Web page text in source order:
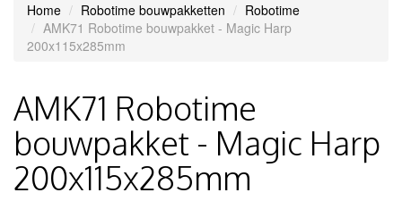
Home Robotime bouwpakketten
Robotime
AMK71 Robotime bouwpakket - Magic Harp
200x115x285mm
AMK71 Robotime
bouwpakket - Magic Harp
200x115x285mm